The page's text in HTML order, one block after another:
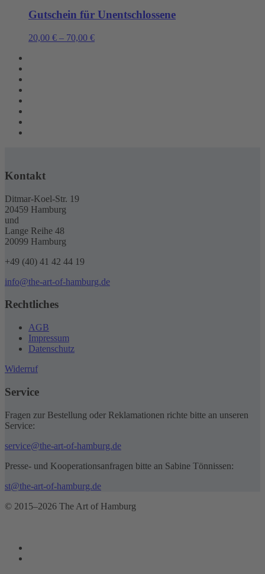
Gutschein für Unentschlossene
20,00 € – 70,00 €
Kontakt
Ditmar-Koel-Str. 19
20459 Hamburg
und
Lange Reihe 48
20099 Hamburg
+49 (40) 41 42 44 19
info@the-art-of-hamburg.de
Rechtliches
AGB
Impressum
Datenschutz
Widerruf
Service
Fragen zur Bestellung oder Reklamationen richte bitte an unseren
Service:
service@the-art-of-hamburg.de
Presse- und Kooperationsanfragen bitte an Sabine Tönnissen:
st@the-art-of-hamburg.de
© 2015–2026 The Art of Hamburg